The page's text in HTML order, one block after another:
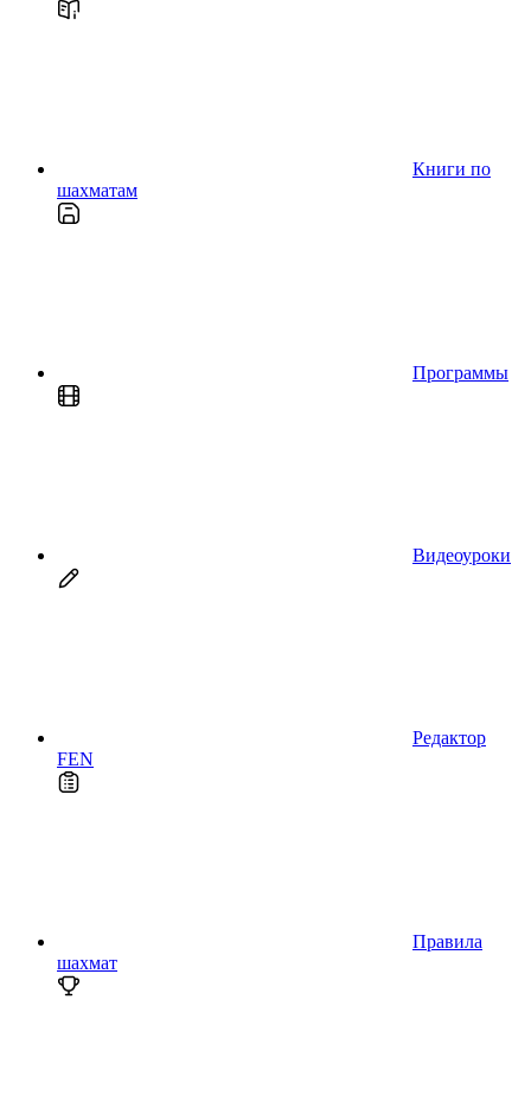
Книги по
шахматам
Программы
Видеоуроки
Редактор
FEN
Правила
шахмат